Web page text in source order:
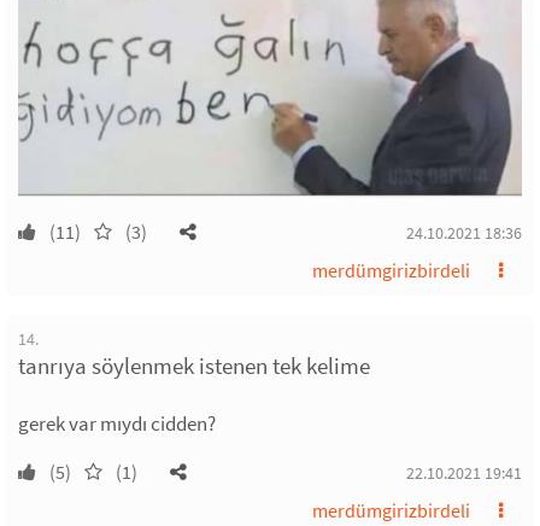
(11) (3) 24.10.2021 18:36
merdümgirizbirdeli
14.
tanrıya söylenmek istenen tek kelime
gerek var mıydı cidden?
(5) (1) 22.10.2021 19:41
merdümgirizbirdeli